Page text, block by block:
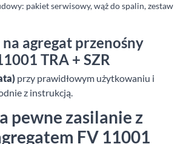
pakiet serwisowy, wąż do spalin, zestaw
agregat przenośny
TRA + SZR
przy prawidłowym użytkowaniu i
z instrukcją.
pewne zasilanie z
FV 11001